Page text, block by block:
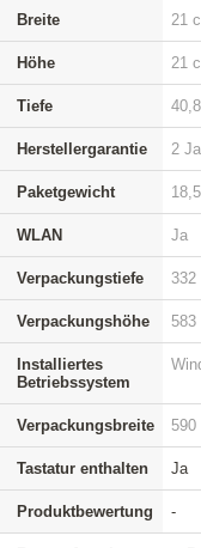
Breite 21
Höhe 21
Tiefe
Herstellergarantie 2
Paketgewicht
WLAN Ja
Verpackungstiefe 332
Verpackungshöhe 583
Installiertes
Betriebssystem
Verpackungsbreite 590
Tastatur enthalten Ja
Produktbewertung -